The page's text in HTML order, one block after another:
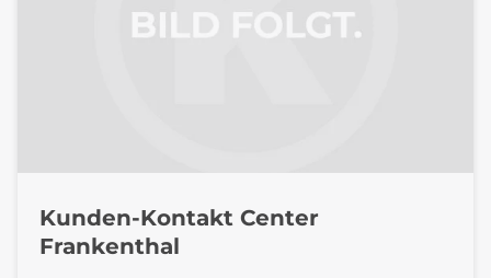
Kunden-Kontakt Center
Frankenthal